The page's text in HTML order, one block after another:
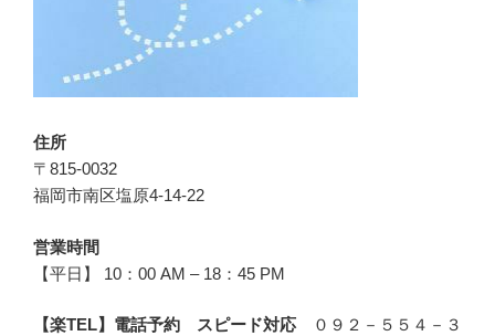
住所
〒815-0032
福岡市南区塩原4-14-22
営業時間
【平日】 10：00 AM – 18：45 PM
【楽TEL】電話予約 スピード対応
０９２－５５４－３